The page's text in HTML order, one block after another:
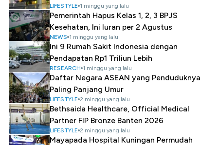
LIFESTYLE 1 minggu yang lalu
Pemerintah Hapus Kelas 1, 2, 3 BPJS
Kesehatan, Ini Iuran per 2 Agustus
NEWS 1 minggu yang lalu
Ini 9 Rumah Sakit Indonesia dengan
Pendapatan Rp1 Triliun Lebih
RESEARCH 1 minggu yang lalu
Daftar Negara ASEAN yang Penduduknya
Paling Panjang Umur
LIFESTYLE 2 minggu yang lalu
Bethsaida Healthcare, Official Medical
Partner FIP Bronze Banten 2026
LIFESTYLE 2 minggu yang lalu
Mayapada Hospital Kuningan Permudah